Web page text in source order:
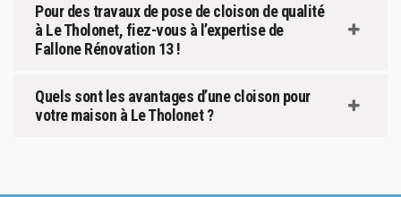
Pour des travaux de pose de cloison de qualité
à Le Tholonet, fiez-vous à l’expertise de
Fallone Rénovation 13 !
Quels sont les avantages d’une cloison pour
votre maison à Le Tholonet ?